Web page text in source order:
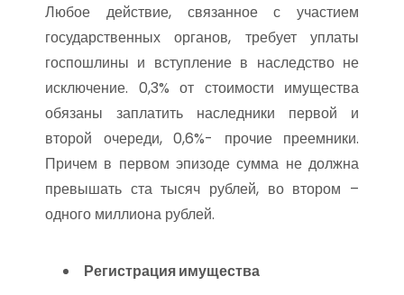
Любое действие, связанное с участием
государственных органов, требует уплаты
госпошлины и вступление в наследство не
исключение. 0,3% от стоимости имущества
обязаны заплатить наследники первой и
второй очереди, 0,6%- прочие преемники.
Причем в первом эпизоде сумма не должна
превышать ста тысяч рублей, во втором –
одного миллиона рублей.
Регистрация имущества